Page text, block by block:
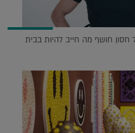
חושף מה חייב להיות בבית